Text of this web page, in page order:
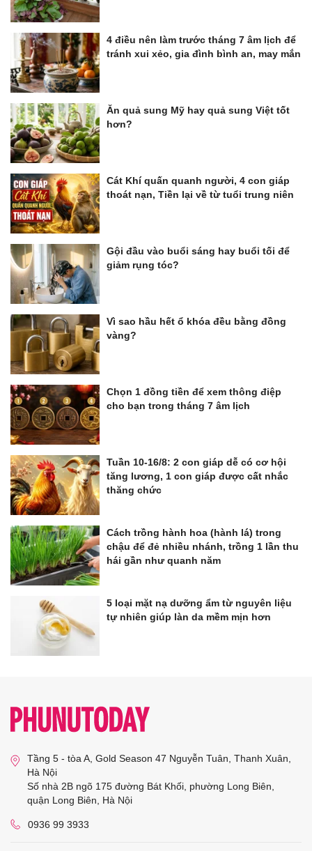
4 điều nên làm trước tháng 7 âm lịch để
tránh xui xẻo, gia đình bình an, may mắn
Ăn quả sung Mỹ hay quả sung Việt tốt
hơn?
Cát Khí quấn quanh người, 4 con giáp
thoát nạn, Tiền lại về từ tuổi trung niên
Gội đầu vào buổi sáng hay buổi tối để
giảm rụng tóc?
Vì sao hầu hết ổ khóa đều bằng đồng
vàng?
Chọn 1 đồng tiền để xem thông điệp
cho bạn trong tháng 7 âm lịch
Tuần 10-16/8: 2 con giáp dễ có cơ hội
tăng lương, 1 con giáp được cất nhắc
thăng chức
Cách trồng hành hoa (hành lá) trong
chậu để đẻ nhiều nhánh, trồng 1 lần thu
hái gần như quanh năm
5 loại mặt nạ dưỡng ẩm từ nguyên liệu
tự nhiên giúp làn da mềm mịn hơn
Tầng 5 - tòa A, Gold Season 47 Nguyễn Tuân, Thanh Xuân,
Hà Nội
Số nhà 2B ngõ 175 đường Bát Khối, phường Long Biên,
quận Long Biên, Hà Nội
0936 99 3933